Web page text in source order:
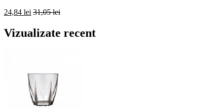
24,84 lei 31,05 lei
Vizualizate recent